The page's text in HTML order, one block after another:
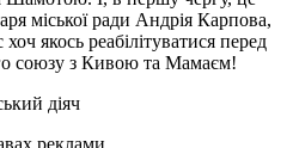
міської ради Андрія Карпова,
якось реабілітуватися перед
союзу з Кивою та Мамаєм!
діяч
реклами